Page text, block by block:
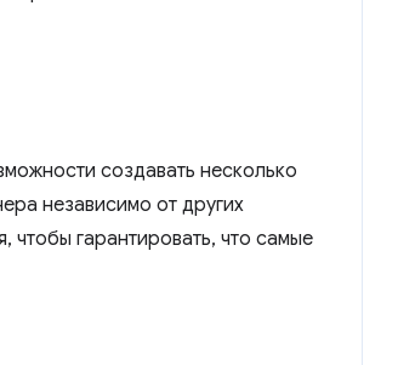
создавать несколько
независимо от других
чтобы гарантировать, что самые